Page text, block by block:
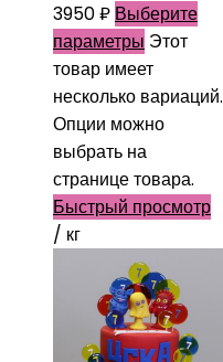
3950₽ Выберите
параметры Этот
товар имеет
несколько вариаций.
Опции можно
выбрать на
странице товара.
Быстрый просмотр
/ кг